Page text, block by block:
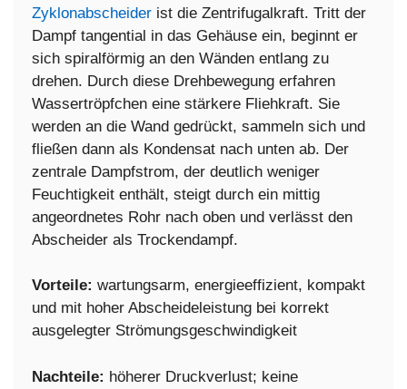
Zyklonabscheider ist die Zentrifugalkraft. Tritt der
Dampf tangential in das Gehäuse ein, beginnt er
sich spiralförmig an den Wänden entlang zu
drehen. Durch diese Drehbewegung erfahren
Wassertröpfchen eine stärkere Fliehkraft. Sie
werden an die Wand gedrückt, sammeln sich und
fließen dann als Kondensat nach unten ab. Der
zentrale Dampfstrom, der deutlich weniger
Feuchtigkeit enthält, steigt durch ein mittig
angeordnetes Rohr nach oben und verlässt den
Abscheider als Trockendampf.
Vorteile: wartungsarm, energieeffizient, kompakt
und mit hoher Abscheideleistung bei korrekt
ausgelegter Strömungsgeschwindigkeit
Nachteile: höherer Druckverlust; keine